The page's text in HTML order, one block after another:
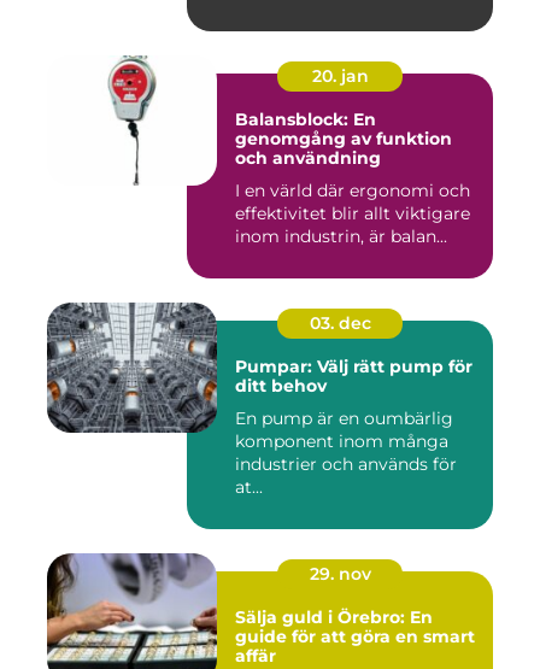
20. jan
Balansblock: En
genomgång av funktion
och användning
I en värld där ergonomi och
effektivitet blir allt viktigare
inom industrin, är balan...
03. dec
Pumpar: Välj rätt pump för
ditt behov
En pump är en oumbärlig
komponent inom många
industrier och används för
at...
29. nov
Sälja guld i Örebro: En
guide för att göra en smart
affär